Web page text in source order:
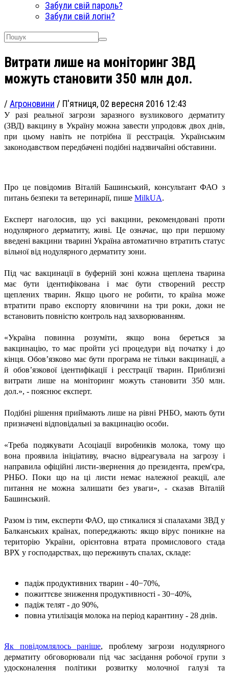
Забули свій пароль?
Забули свій логін?
Витрати лише на моніторинг ЗВД
можуть становити 350 млн дол.
/ Агроновини / П'ятниця, 02 вересня 2016 12:43
У разі реальної загрози заразного вузликового дерматиту
(ЗВД) вакцину в Україну можна завести упродовж двох днів,
при цьому навіть не потрібна її реєстрація. Українським
законодавством передбачені подібні надзвичайні обставини.
Про це повідомив Віталій Башинський, консультант ФАО з
питань безпеки та ветеринарії, пише MilkUA.
Експерт наголосив, що усі вакцини, рекомендовані проти
нодулярного дерматиту, живі. Це означає, що при першому
введені вакцини тварині Україна автоматично втратить статус
вільної від нодулярного дерматиту зони.
Під час вакцинації в буферній зоні кожна щеплена тварина
має бути ідентифікована і має бути створений реєстр
щеплених тварин. Якщо цього не робити, то країна може
втратити право експорту яловичини на три роки, доки не
встановить повністю контроль над захворюванням.
«Україна повинна розуміти, якщо вона береться за
вакцинацію, то має пройти усі процедури від початку і до
кінця. Обов’язково має бути програма не тільки вакцинації, а
й обов’язкової ідентифікації і реєстрації тварин. Приблизні
витрати лише на моніторинг можуть становити 350 млн.
дол.», - пояснює експерт.
Подібні рішення приймають лише на рівні РНБО, мають бути
призначені відповідальні за вакцинацію особи.
«Треба подякувати Асоціації виробників молока, тому що
вона проявила ініціативу, вчасно відреагувала на загрозу і
направила офіційні листи-звернення до президента, прем'єра,
РНБО. Поки що на ці листи немає належної реакції, але
питання не можна залишати без уваги», - сказав Віталій
Башинський.
Разом із тим, експерти ФАО, що стикалися зі спалахами ЗВД у
Балканських країнах, попереджають: якщо вірус поникне на
територію України, орієнтовна втрата промислового стада
ВРХ у господарствах, що переживуть спалах, складе:
падіж продуктивних тварин - 40−70%,
пожиттєве зниження продуктивності - 30−40%,
падіж телят - до 90%,
повна утилізація молока на період карантину - 28 днів.
Як повідомлялось раніше, проблему загрози нодулярного
дерматиту обговорювали під час засідання робочої групи з
удосконалення політики розвитку молочної галузі та